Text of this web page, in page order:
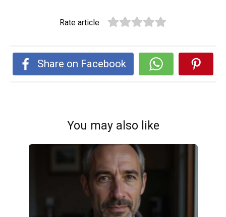
Rate article
Share on Facebook
You may also like